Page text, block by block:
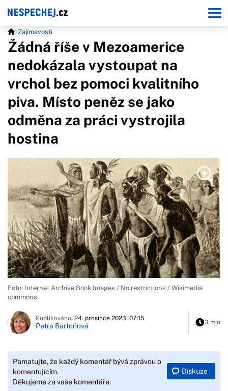
Zajímavosti
Žádná říše v Mezoamerice
nedokázala vystoupat na
vrchol bez pomoci kvalitního
piva. Místo peněz se jako
odměna za práci vystrojila
hostina
Foto: Internet Archive Book Images / No restrictions / Wikimedia
commons
Publikováno: 24. prosince 2023, 07:15
Petra Bartoňová 3 min
Pamatujte, že každý komentář bývá zprávou o
komentujícím.
Děkujeme za vaše komentáře.
Diskuze